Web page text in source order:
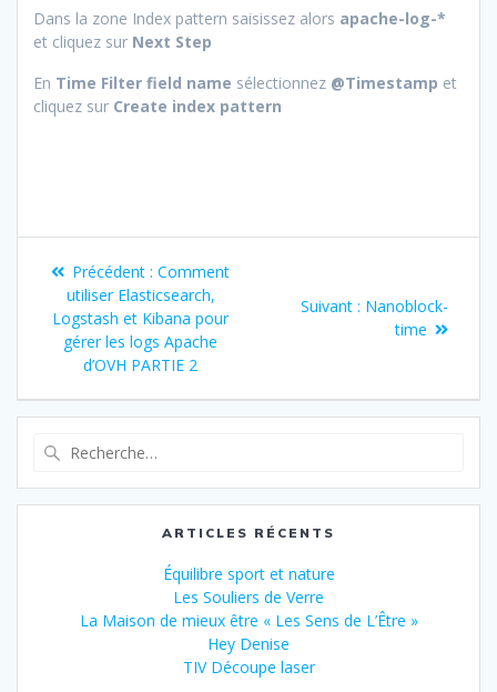
Dans la zone Index pattern saisissez alors apache-log-*
et cliquez sur Next Step
En Time Filter field name sélectionnez @Timestamp et
cliquez sur Create index pattern
Précédent : Comment
utiliser Elasticsearch,
Logstash et Kibana pour
gérer les logs Apache
d’OVH PARTIE 2
Suivant : Nanoblock-
time
ARTICLES RÉCENTS
Équilibre sport et nature
Les Souliers de Verre
La Maison de mieux être « Les Sens de L’Être »
Hey Denise
TIV Découpe laser